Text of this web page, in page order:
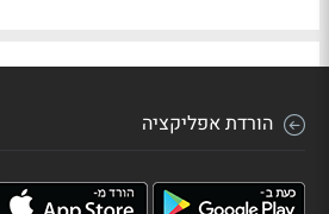
הורדת אפליקציה